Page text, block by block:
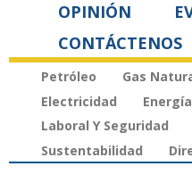
OPINIÓN
CONTÁCTENOS
Petróleo Gas
Electricidad
Laboral Y Seguridad
Sustentabilidad